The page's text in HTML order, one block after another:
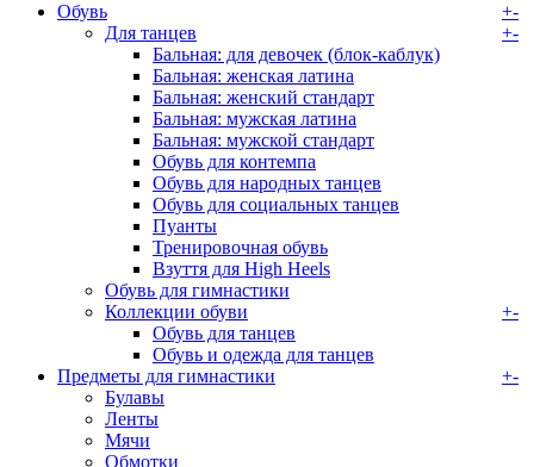
Обувь
+-
Для танцев
+-
Бальная: для девочек (блок-каблук)
Бальная: женская латина
Бальная: женский стандарт
Бальная: мужская латина
Бальная: мужской стандарт
Обувь для контемпа
Обувь для народных танцев
Обувь для социальных танцев
Пуанты
Тренировочная обувь
Взуття для High Heels
Обувь для гимнастики
Коллекции обуви
+-
Обувь для танцев
Обувь и одежда для танцев
Предметы для гимнастики
+-
Булавы
Ленты
Мячи
Обмотки